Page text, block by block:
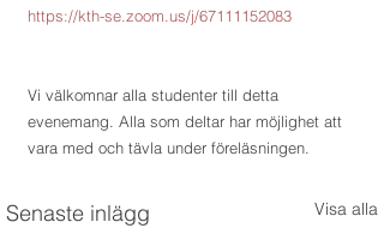
https://kth-se.zoom.us/j/67111152083
Vi välkomnar alla studenter till detta
evenemang. Alla som deltar har möjlighet att
vara med och tävla under föreläsningen.
Senaste inlägg Visa alla